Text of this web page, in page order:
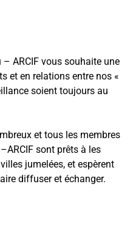
– ARCIF vous souhaite une
et en relations entre nos «
soient toujours au
et tous les membres
–ARCIF sont prêts à les
jumelées, et espèrent
diffuser et échanger.